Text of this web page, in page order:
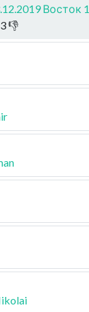
Восток 1
3👎